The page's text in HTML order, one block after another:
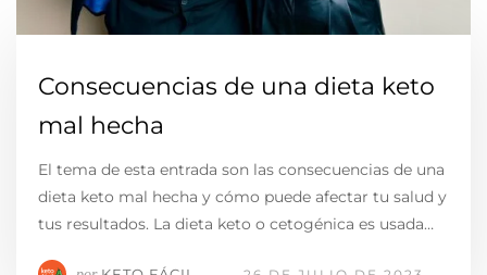
Consecuencias de una dieta keto
mal hecha
El tema de esta entrada son las consecuencias de una
dieta keto mal hecha y cómo puede afectar tu salud y
tus resultados. La dieta keto o cetogénica es usada…